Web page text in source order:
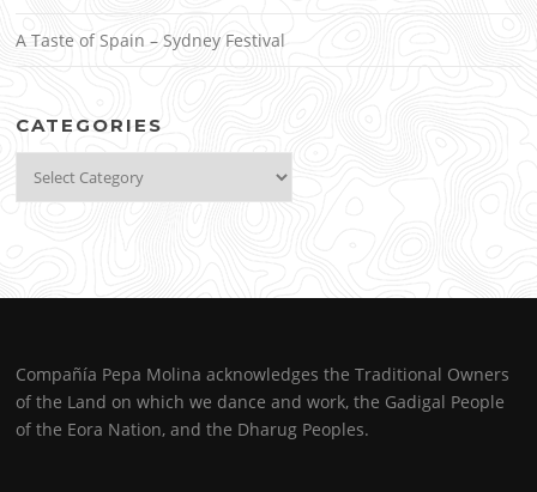
A Taste of Spain – Sydney Festival
CATEGORIES
Compañía Pepa Molina acknowledges the Traditional Owners
of the Land on which we dance and work, the Gadigal People
of the Eora Nation, and the Dharug Peoples.